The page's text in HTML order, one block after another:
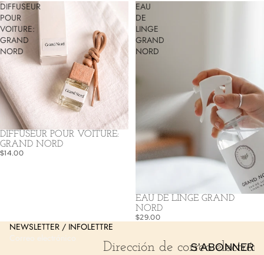
DIFFUSEUR
POUR
VOITURE:
GRAND
NORD
DIFFUSEUR POUR VOITURE:
GRAND NORD
$14.00
EAU
DE
LINGE
GRAND
NORD
EAU DE LINGE GRAND
NORD
$29.00
NEWSLETTER / INFOLETTRE
Correo electrónico
S'ABONNER
Política de envío
Información de contacto